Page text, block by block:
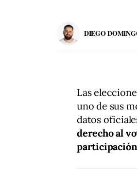
DIEGO
Las
uno de sus
datos
derecho al
participación